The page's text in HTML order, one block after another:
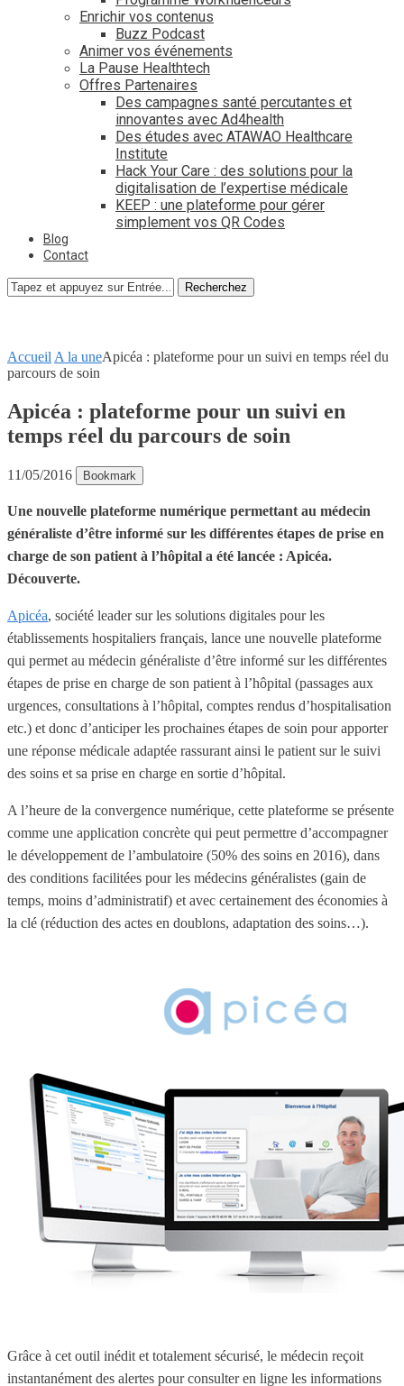
Enrichir vos contenus
Buzz Podcast
Animer vos événements
La Pause Healthtech
Offres Partenaires
Des campagnes santé percutantes et
innovantes avec Ad4health
Des études avec ATAWAO Healthcare
Institute
Hack Your Care : des solutions pour la
digitalisation de l’expertise médicale
KEEP : une plateforme pour gérer
simplement vos QR Codes
Blog
Contact
Recherchez
Accueil A la uneApicéa : plateforme pour un suivi en temps réel du
parcours de soin
Apicéa : plateforme pour un suivi en
temps réel du parcours de soin
11/05/2016 Bookmark
Une nouvelle plateforme numérique permettant au médecin
généraliste d’être informé sur les différentes étapes de prise en
charge de son patient à l’hôpital a été lancée : Apicéa.
Découverte.
Apicéa, société leader sur les solutions digitales pour les
établissements hospitaliers français, lance une nouvelle plateforme
qui permet au médecin généraliste d’être informé sur les différentes
étapes de prise en charge de son patient à l’hôpital (passages aux
urgences, consultations à l’hôpital, comptes rendus d’hospitalisation
etc.) et donc d’anticiper les prochaines étapes de soin pour apporter
une réponse médicale adaptée rassurant ainsi le patient sur le suivi
des soins et sa prise en charge en sortie d’hôpital.
A l’heure de la convergence numérique, cette plateforme se présente
comme une application concrète qui peut permettre d’accompagner
le développement de l’ambulatoire (50% des soins en 2016), dans
des conditions facilitées pour les médecins généralistes (gain de
temps, moins d’administratif) et avec certainement des économies à
la clé (réduction des actes en doublons, adaptation des soins…).
Grâce à cet outil inédit et totalement sécurisé, le médecin reçoit
instantanément des alertes pour consulter en ligne les informations